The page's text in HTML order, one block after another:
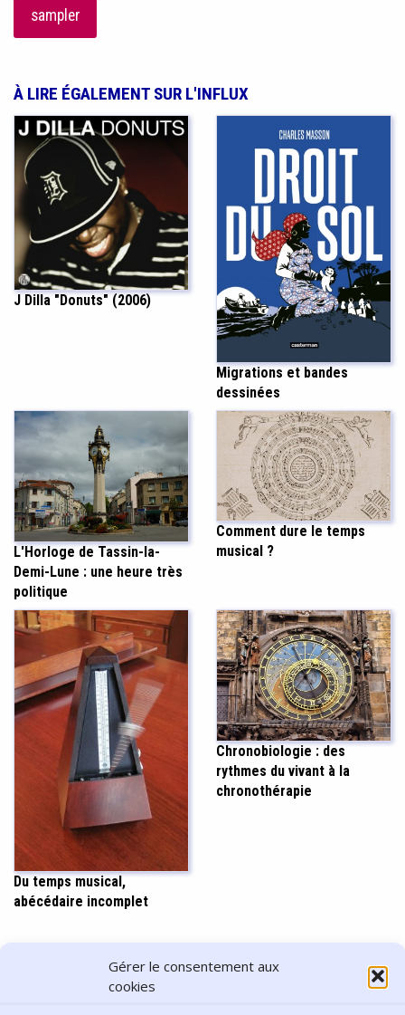
Gérer le consentement aux
cookies
sampler
À LIRE ÉGALEMENT SUR L'INFLUX
J Dilla "Donuts" (2006)
Migrations et bandes
dessinées
L'Horloge de Tassin-la-
Demi-Lune : une heure très
politique
Comment dure le temps
musical ?
Du temps musical,
abécédaire incomplet
Chronobiologie : des
rythmes du vivant à la
chronothérapie
PARTAGER CET ARTICLE